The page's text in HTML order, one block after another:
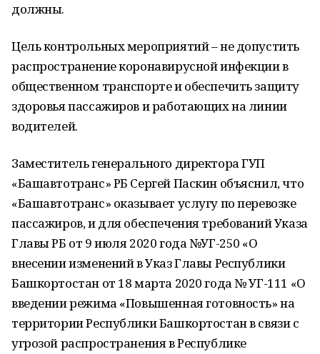
должны.
Цель контрольных мероприятий – не допустить
распространение коронавирусной инфекции в
общественном транспорте и обеспечить защиту
здоровья пассажиров и работающих на линии
водителей.
Заместитель генерального директора ГУП
«Башавтотранс» РБ Сергей Паскин объяснил, что
«Башавтотранс» оказывает услугу по перевозке
пассажиров, и для обеспечения требований Указа
Главы РБ от 9 июля 2020 года №УГ-250 «О
внесении изменений в Указ Главы Республики
Башкортостан от 18 марта 2020 года № УГ-111 «О
введении режима «Повышенная готовность» на
территории Республики Башкортостан в связи с
угрозой распространения в Республике